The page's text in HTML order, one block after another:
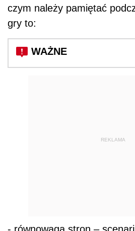
czym należy pamiętać
gry to:
REKLAMA